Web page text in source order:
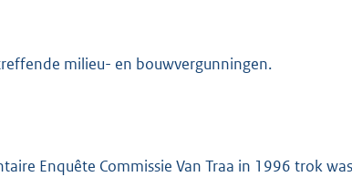
milieu- en bouwvergunningen.
Enquête Commissie Van Traa in 1996 trok